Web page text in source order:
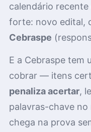
calendário
forte: novo edital,
Cebraspe
E a Cebraspe tem
cobrar — itens
penaliza acertar,
palavras-chave no
chega na prova